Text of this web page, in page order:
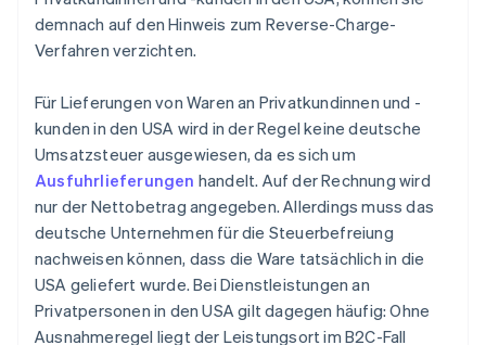
demnach auf den Hinweis zum Reverse-Charge-
Verfahren verzichten.
Für Lieferungen von Waren an Privatkundinnen und -
kunden in den USA wird in der Regel keine deutsche
Umsatzsteuer ausgewiesen, da es sich um
Ausfuhrlieferungen handelt. Auf der Rechnung wird
nur der Nettobetrag angegeben. Allerdings muss das
deutsche Unternehmen für die Steuerbefreiung
nachweisen können, dass die Ware tatsächlich in die
USA geliefert wurde. Bei Dienstleistungen an
Privatpersonen in den USA gilt dagegen häufig: Ohne
Ausnahmeregel liegt der Leistungsort im B2C-Fall